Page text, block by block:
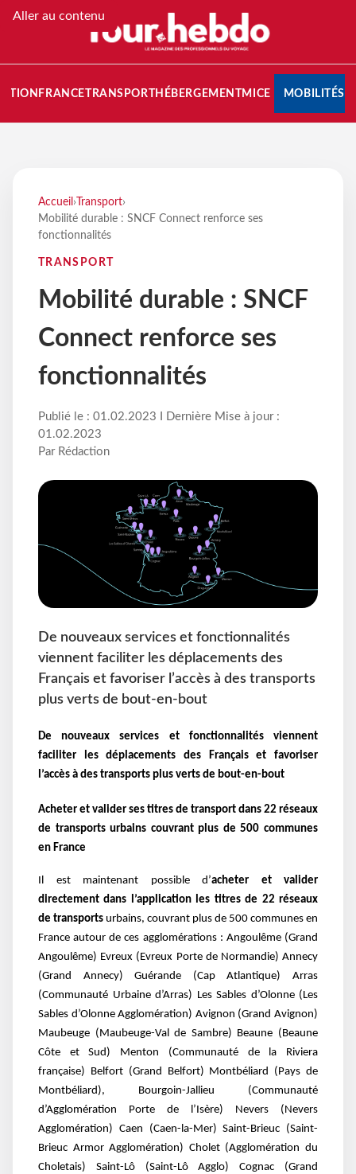
Aller au contenu
FRANCETRANSPORT HÉBERGEMENTMICE MOBILITÉS
Accueil › Transport›
Mobilité durable : SNCF Connect renforce ses
fonctionnalités
TRANSPORT
Mobilité durable : SNCF
Connect renforce ses
fonctionnalités
Publié le : 01.02.2023 I Dernière Mise à jour :
01.02.2023
Par Rédaction
De nouveaux services et fonctionnalités
viennent faciliter les déplacements des
Français et favoriser l’accès à des transports
plus verts de bout-en-bout
De nouveaux services et fonctionnalités viennent
faciliter les déplacements des Français et favoriser
l’accès à des transports plus verts de bout-en-bout
Acheter et valider ses titres de transport dans 22 réseaux
de transports urbains couvrant plus de 500 communes
en France
Il est maintenant possible d’acheter et valider
directement dans l’application les titres de 22 réseaux
de transports urbains, couvrant plus de 500 communes en
France autour de ces agglomérations : Angoulême (Grand
Angoulême) Evreux (Evreux Porte de Normandie) Annecy
(Grand Annecy) Guérande (Cap Atlantique) Arras
(Communauté Urbaine d’Arras) Les Sables d’Olonne (Les
Sables d’Olonne Agglomération) Avignon (Grand Avignon)
Maubeuge (Maubeuge-Val de Sambre) Beaune (Beaune
Côte et Sud) Menton (Communauté de la Riviera
française) Belfort (Grand Belfort) Montbéliard (Pays de
Montbéliard), Bourgoin-Jallieu (Communauté
d’Agglomération Porte de l’Isère) Nevers (Nevers
Agglomération) Caen (Caen-la-Mer) Saint-Brieuc (Saint-
Brieuc Armor Agglomération) Cholet (Agglomération du
Choletais) Saint-Lô (Saint-Lô Agglo) Cognac (Grand